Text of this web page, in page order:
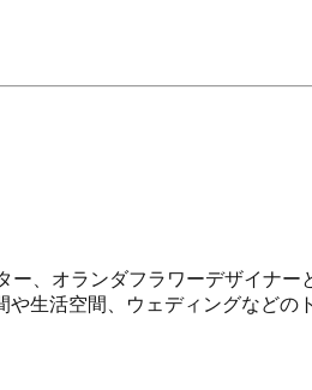
、オランダフラワーデザイナ
生活空間、ウェディングなどの